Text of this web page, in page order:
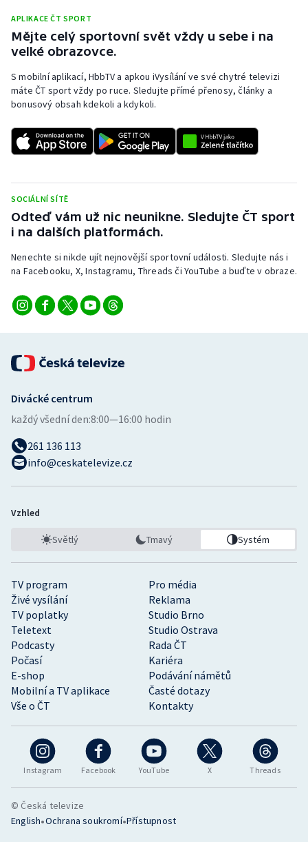
APLIKACE ČT SPORT
Mějte celý sportovní svět vždy u sebe i na
velké obrazovce.
S mobilní aplikací, HbbTV a apkou iVysílání ve své chytré televizi
máte ČT sport vždy po ruce. Sledujte přímé přenosy, články a
bonusový obsah kdekoli a kdykoli.
SOCIÁLNÍ SÍTĚ
Odteď vám už nic neunikne. Sledujte ČT sport
i na dalších platformách.
Nenechte si nikde ujít nejnovější sportovní události. Sledujte nás i
na Facebooku, X, Instagramu, Threads či YouTube a buďte v obraze.
Instagram Facebook YouTube X Threads
TV program
Pro média
Živé vysílání
Reklama
TV poplatky
Studio Brno
Teletext
Studio Ostrava
Podcasty
Rada ČT
Počasí
Kariéra
E-shop
Podávání námětů
Mobilní a TV aplikace
Časté dotazy
Vše o ČT
Kontakty
Divácké centrum
každý všední den:8:00—16:00 hodin
261 136 113
info@ceskatelevize.cz
Vzhled
Světlý Tmavý Systém
© Česká televize
English•Ochrana soukromí•Přístupnost